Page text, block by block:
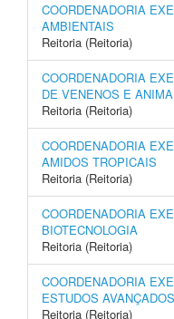
COORDENADORIA
AMBIENTAIS
Reitoria (Reitoria)
COORDENADORIA
DE VENENOS E
Reitoria (Reitoria)
COORDENADORIA
AMIDOS TROPICAIS
Reitoria (Reitoria)
COORDENADORIA
BIOTECNOLOGIA
Reitoria (Reitoria)
COORDENADORIA
ESTUDOS
Reitoria (Reitoria)